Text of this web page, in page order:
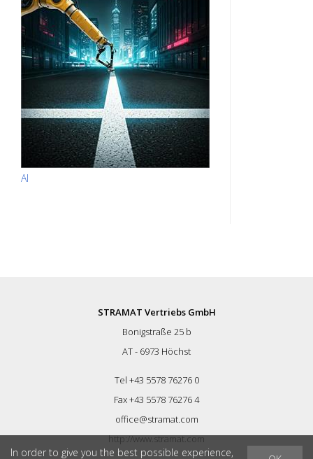
AI
STRAMAT Vertriebs GmbH
Bonigstraße 25 b
AT - 6973 Höchst
Tel +43 5578 76276 0
Fax +43 5578 76276 4
office@stramat.com
http://www.stramat.com
In order to give you the best possible experience,